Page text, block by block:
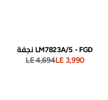
LM7823A/5 - FGD نجفة
سعرLE 3,990السعر
LE 4,694